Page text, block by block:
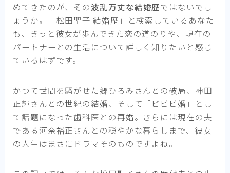
めてきたのが、その波乱万丈な結婚歴ではないでし
ょうか。「松田聖子 結婚歴」と検索しているあなた
も、きっと彼女が歩んできた恋の道のりや、現在の
パートナーとの生活について詳しく知りたいと感じ
ているはずです。
かつて世間を騒がせた郷ひろみさんとの破局、神田
正輝さんとの世紀の結婚、そして「ビビビ婚」とし
て話題になった歯科医との再婚。さらには現在の夫
である河奈裕正さんとの穏やかな暮らしまで、彼女
の人生はまさにドラマそのものですよね。